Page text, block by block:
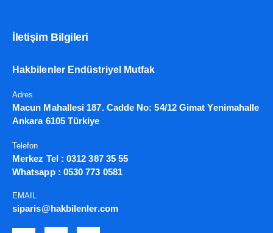
İletişim Bilgileri
Hakbilenler Endüstriyel Mutfak
Adres
Macun Mahallesi 187. Cadde No: 54/12 Gimat Yenimahalle
Ankara 6105 Türkiye
Telefon
Merkez Tel : 0312 387 35 55
Whatsapp : 0530 773 0581
EMAIL
siparis@hakbilenler.com